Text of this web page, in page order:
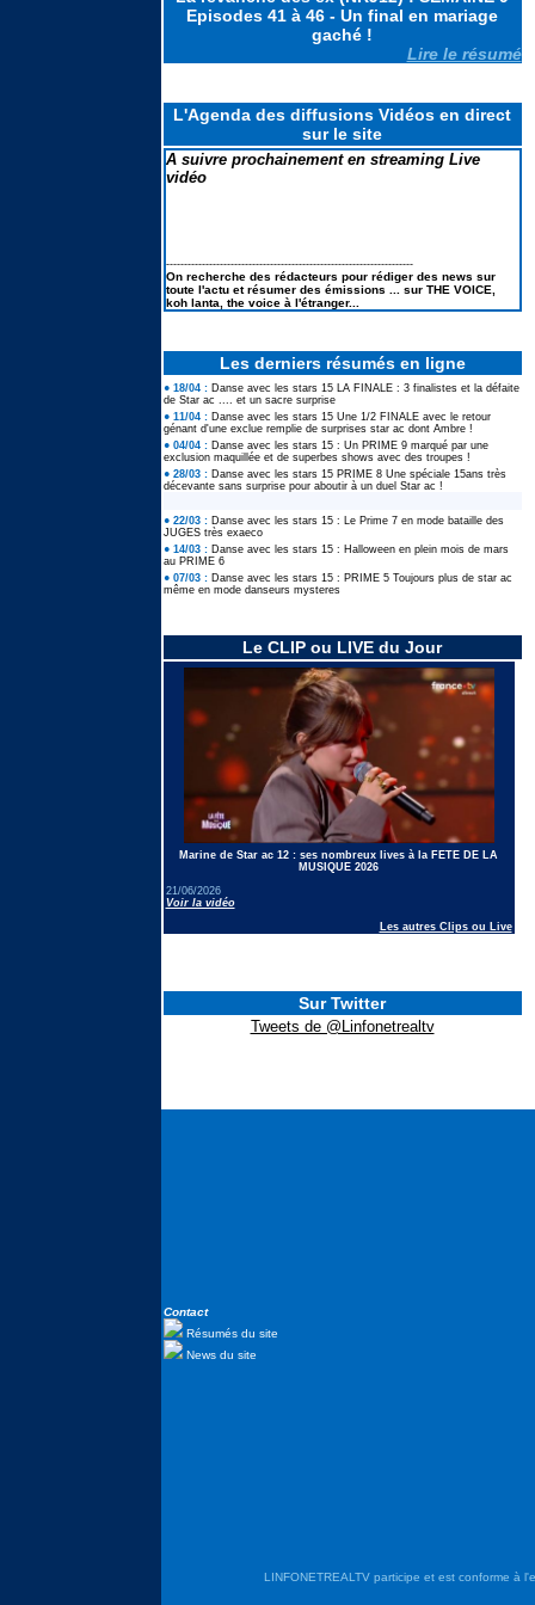
2026 pour le 250e anniversaire
Elodie FREGE de retour à la
chanson : ses lives à LA FETE DE
LA MUSIQUE 2026
Episodes 41 à 46 - Un final en mariage
gaché !
Lire le résumé
L'Agenda des diffusions Vidéos en direct
sur le site
A suivre prochainement en streaming Live
vidéo
---------------------------------------------------------------------
On recherche des rédacteurs pour rédiger des news sur
toute l'actu et résumer des émissions ... sur THE VOICE,
koh lanta, the voice à l'étranger...
Les derniers résumés en ligne
● 18/04 : Danse avec les stars 15 LA FINALE : 3 finalistes et la défaite
de Star ac .... et un sacre surprise
● 11/04 : Danse avec les stars 15 Une 1/2 FINALE avec le retour
génant d'une exclue remplie de surprises star ac dont Ambre !
● 04/04 : Danse avec les stars 15 : Un PRIME 9 marqué par une
exclusion maquillée et de superbes shows avec des troupes !
● 28/03 : Danse avec les stars 15 PRIME 8 Une spéciale 15ans très
décevante sans surprise pour aboutir à un duel Star ac !
● 22/03 : Danse avec les stars 15 : Le Prime 7 en mode bataille des
JUGES très exaeco
● 14/03 : Danse avec les stars 15 : Halloween en plein mois de mars
au PRIME 6
● 07/03 : Danse avec les stars 15 : PRIME 5 Toujours plus de star ac
même en mode danseurs mysteres
Le CLIP ou LIVE du Jour
Marine de Star ac 12 : ses nombreux lives à la FETE DE LA
MUSIQUE 2026
21/06/2026
Voir la vidéo
Les autres Clips ou Live
Sur Twitter
Tweets de @Linfonetrealtv
Contact
Résumés du site
News du site
LINFONETREALTV participe et est conforme à